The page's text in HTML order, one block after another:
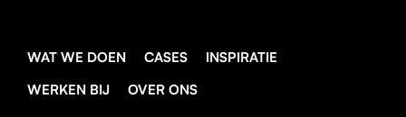
WAT WE DOEN CASES
INSPIRATIE
WERKEN BIJ
OVER ONS